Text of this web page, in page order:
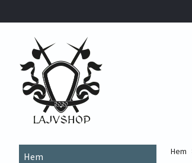
Hem Hem